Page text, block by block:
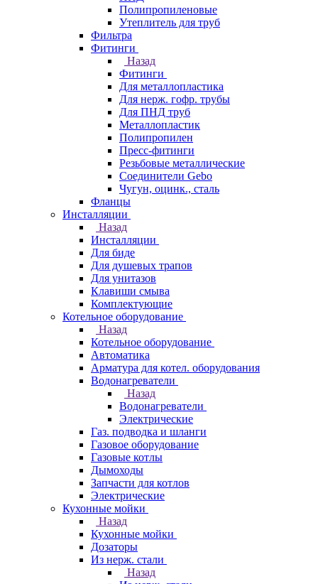
Полипропиленовые
Утеплитель для труб
Фильтра
Фитинги
Назад
Фитинги
Для металлопластика
Для нерж. гофр. трубы
Для ПНД труб
Металлопластик
Полипропилен
Пресс-фитинги
Резьбовые металлические
Соединители Gebo
Чугун, оцинк., сталь
Фланцы
Инсталляции
Назад
Инсталляции
Для биде
Для душевых трапов
Для унитазов
Клавиши смыва
Комплектующие
Котельное оборудование
Назад
Котельное оборудование
Автоматика
Арматура для котел. оборудования
Водонагреватели
Назад
Водонагреватели
Электрические
Газ. подводка и шланги
Газовое оборудование
Газовые котлы
Дымоходы
Запчасти для котлов
Электрические
Кухонные мойки
Назад
Кухонные мойки
Дозаторы
Из нерж. стали
Назад